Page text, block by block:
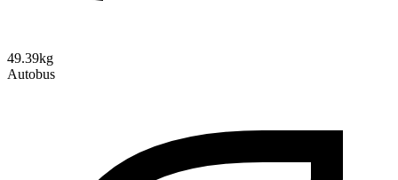
49.39kg
Autobus